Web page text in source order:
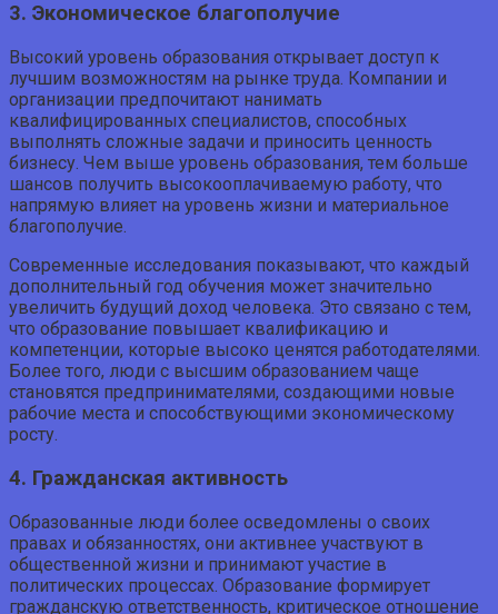
3. Экономическое благополучие
Высокий уровень образования открывает доступ к
лучшим возможностям на рынке труда. Компании и
организации предпочитают нанимать
квалифицированных специалистов, способных
выполнять сложные задачи и приносить ценность
бизнесу. Чем выше уровень образования, тем больше
шансов получить высокооплачиваемую работу, что
напрямую влияет на уровень жизни и материальное
благополучие.
Современные исследования показывают, что каждый
дополнительный год обучения может значительно
увеличить будущий доход человека. Это связано с тем,
что образование повышает квалификацию и
компетенции, которые высоко ценятся работодателями.
Более того, люди с высшим образованием чаще
становятся предпринимателями, создающими новые
рабочие места и способствующими экономическому
росту.
4. Гражданская активность
Образованные люди более осведомлены о своих
правах и обязанностях, они активнее участвуют в
общественной жизни и принимают участие в
политических процессах. Образование формирует
гражданскую ответственность, критическое отношение